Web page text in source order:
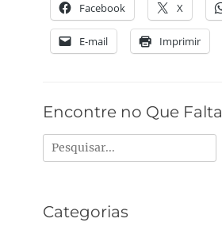
Facebook X
E-mail Imprimir
Encontre no Que Falta
Pesquisar
por:
Categorias